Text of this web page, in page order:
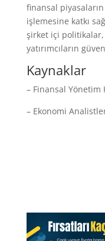
finansal
işlemesine katkı
şirket içi
yatırımcıların
Kaynaklar
– Finansal Yönetim
– Ekonomi